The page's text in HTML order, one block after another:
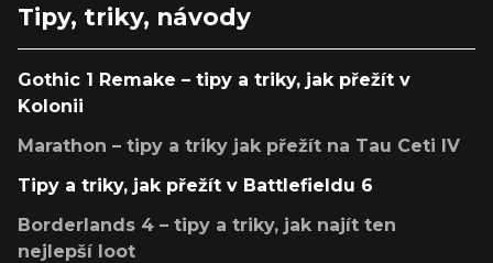
Tipy, triky, návody
Gothic 1 Remake – tipy a triky, jak přežít v
Kolonii
Marathon – tipy a triky jak přežít na Tau Ceti IV
Tipy a triky, jak přežít v Battlefieldu 6
Borderlands 4 – tipy a triky, jak najít ten
nejlepší loot